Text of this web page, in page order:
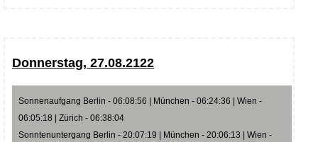
Donnerstag, 27.08.2122
Sonnenaufgang Berlin - 06:08:56 | München - 06:24:36 | Wien -
06:05:18 | Zürich - 06:38:04
Sonntenuntergang Berlin - 20:07:19 | München - 20:06:13 | Wien -